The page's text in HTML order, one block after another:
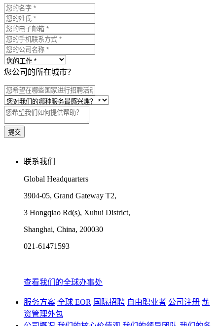
您公司的所在城市？
联系我们
Global Headquarters
3904-05, Grand Gateway T2,
3 Hongqiao Rd(s), Xuhui District,
Shanghai, China, 200030
021-61471593
查看我们的全球办事处
服务方案 全球 EOR 国际招聘 自由职业者 公司注册 薪
资管理外包